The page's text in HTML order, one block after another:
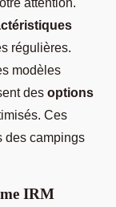
régulières.
modèles
des options
Ces
des campings
IRM